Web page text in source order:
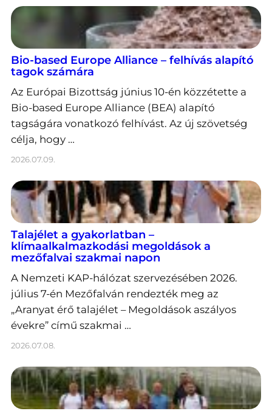
Bio-based Europe Alliance – felhívás alapító
tagok számára
Az Európai Bizottság június 10-én közzétette a
Bio-based Europe Alliance (BEA) alapító
tagságára vonatkozó felhívást. Az új szövetség
célja, hogy …
2026.07.09.
Talajélet a gyakorlatban –
klímaalkalmazkodási megoldások a
mezőfalvai szakmai napon
A Nemzeti KAP-hálózat szervezésében 2026.
július 7-én Mezőfalván rendezték meg az
„Aranyat érő talajélet – Megoldások aszályos
évekre” című szakmai …
2026.07.08.